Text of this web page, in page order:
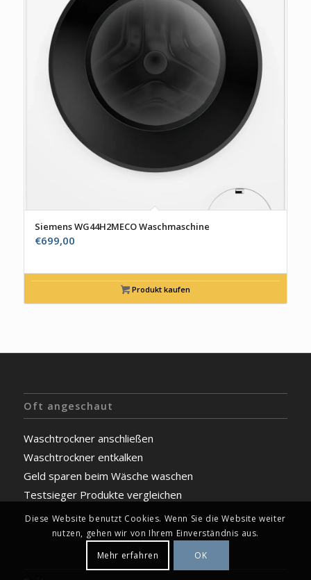
Siemens WG44H2MECO Waschmaschine
€699,00
Produkt kaufen
Oft angeschaut
Waschtrockner anschließen
Waschtrockner entkalken
Geld sparen beim Wäsche waschen
Testsieger Produkte vergleichen
Diese Website benutzt Cookies. Wenn Sie die Website weiter
nutzen, gehen wir von Ihrem Einverständnis aus.
Mehr erfahren
OK